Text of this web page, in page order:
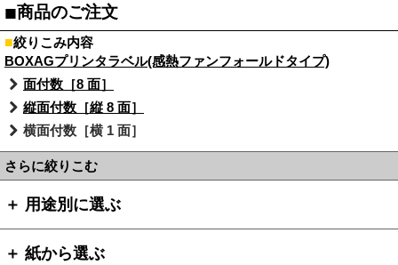
■商品のご注文
■絞りこみ内容
BOXAGプリンタラベル(感熱ファンフォールドタイプ)
面付数［8 面］
縦面付数［縦 8 面］
横面付数［横 1 面］
さらに絞りこむ
＋ 用途別に選ぶ
＋ 紙から選ぶ